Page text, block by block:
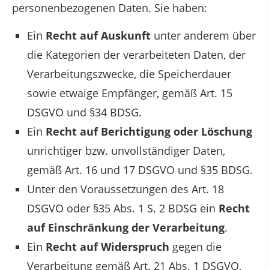
personenbezogenen Daten. Sie haben:
Ein Recht auf Auskunft unter anderem über
die Kategorien der verarbeiteten Daten, der
Verarbeitungszwecke, die Speicherdauer
sowie etwaige Empfänger, gemäß Art. 15
DSGVO und §34 BDSG.
Ein Recht auf Berichtigung oder Löschung
unrichtiger bzw. unvollständiger Daten,
gemäß Art. 16 und 17 DSGVO und §35 BDSG.
Unter den Voraussetzungen des Art. 18
DSGVO oder §35 Abs. 1 S. 2 BDSG ein Recht
auf Einschränkung der Verarbeitung.
Ein Recht auf Widerspruch gegen die
Verarbeitung gemäß Art. 21 Abs. 1 DSGVO,